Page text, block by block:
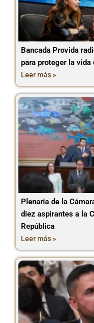
Bancada Provida
para proteger la vida
Leer más »
Plenaria de la
diez aspirantes a la
República
Leer más »